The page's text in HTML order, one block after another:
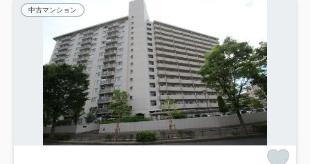
中古マンション